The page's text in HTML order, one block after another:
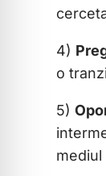
4)
o
5)
mediul